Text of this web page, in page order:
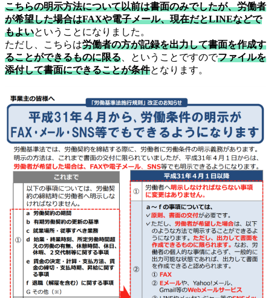
こちらの明示方法について以前は書面のみでしたが、労働者
が希望した場合はFAXや電子メール、現在だとLINEなどで
もよいということになりました。
ただし、こちらは労働者の方が記録を出力して書面を作成す
ることができるものに限る 、ということですのでファイルを
添付して書面にできることが条件となります。